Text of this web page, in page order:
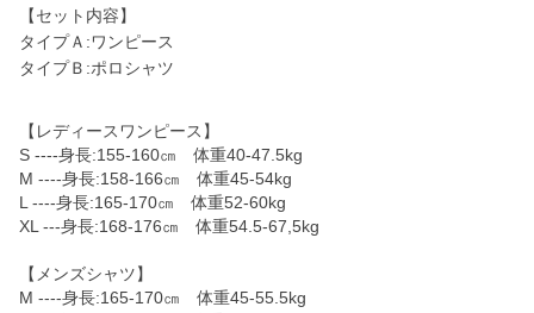
【セット内容】
タイプＡ:ワンピース
タイプＢ:ポロシャツ
【レディースワンピース】
S ----身長:155-160㎝ 体重40-47.5kg
M ----身長:158-166㎝ 体重45-54kg
L ----身長:165-170㎝ 体重52-60kg
XL ---身長:168-176㎝ 体重54.5-67,5kg
【メンズシャツ】
M ----身長:165-170㎝ 体重45-55.5kg